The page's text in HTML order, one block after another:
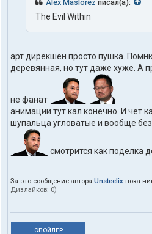
Alex Maslorez писал(а):
The Evil Within
арт дирекшен просто пушка.
деревянная, но тут даже хуже. А
не фанат
анимации тут кал конечно. И чет
шупальца угловатые и вообще
смотрится как поделка
За это сообщение автора Unsteelix пока
Дизлайков: 0)
СПОЙЛЕР